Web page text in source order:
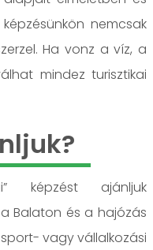
nemcsak
Ha vonz a víz, a
mindez turisztikai
képzést ajánljuk
Balaton és a hajózás
vagy vállalkozási